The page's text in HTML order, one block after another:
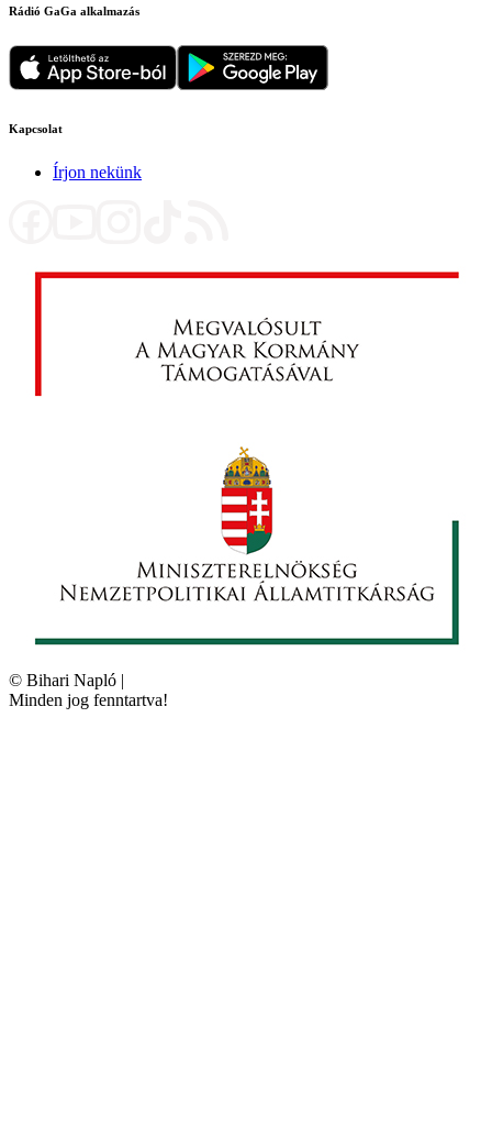
Rádió GaGa alkalmazás
Kapcsolat
Írjon nekünk
© Bihari Napló |
Minden jog fenntartva!